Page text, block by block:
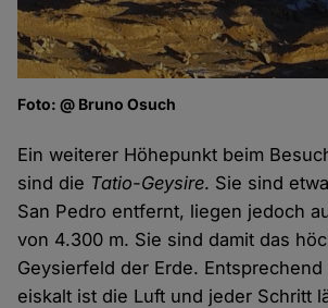
Foto: @ Bruno Osuch
Ein weiterer Höhepunkt beim
sind die Tatio-Geysire. Sie sind
San Pedro entfernt, liegen jedoch
von 4.300 m. Sie sind damit das
Geysierfeld der Erde.
eiskalt ist die Luft und jeder Schritt